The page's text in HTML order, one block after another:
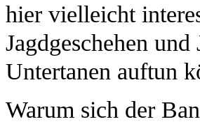
hier vielleicht
Jagdgeschehen
Untertanen auftun
Warum sich der